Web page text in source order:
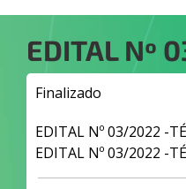
EDITAL Nº
Finalizado
EDITAL Nº 03/2022 -
EDITAL Nº 03/2022 -